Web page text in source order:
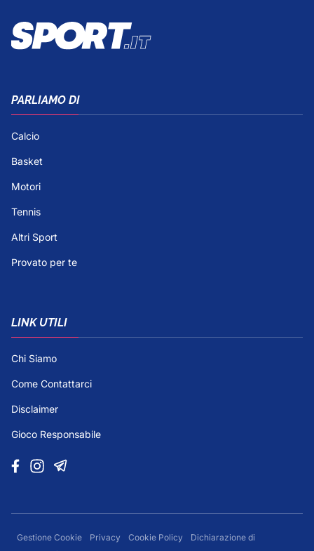
PARLIAMO DI
Calcio
Basket
Motori
Tennis
Altri Sport
Provato per te
LINK UTILI
Chi Siamo
Come Contattarci
Disclaimer
Gioco Responsabile
Gestione Cookie Privacy Cookie Policy
Dichiarazione di